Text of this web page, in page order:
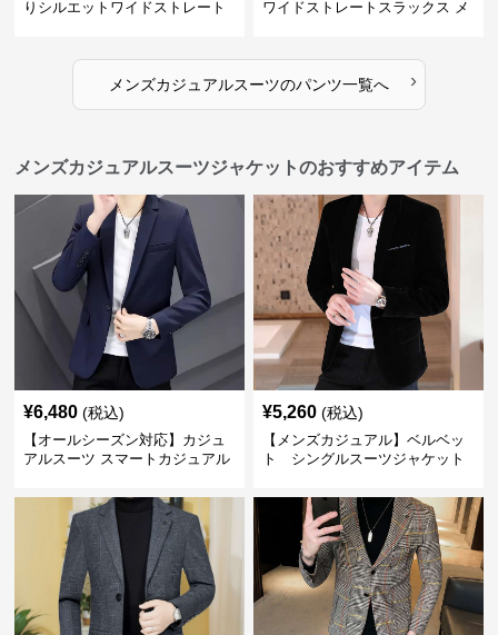
りシルエットワイドストレート
ワイドストレートスラックス メ
メンズカジュアルスーツのパンツ一覧へ ›
メンズカジュアルスーツジャケットのおすすめアイテム
¥6,480 (税込)
【オールシーズン対応】カジュ
アルスーツ スマートカジュアル
¥5,260 (税込)
【メンズカジュアル】ベルベッ
ト シングルスーツジャケット